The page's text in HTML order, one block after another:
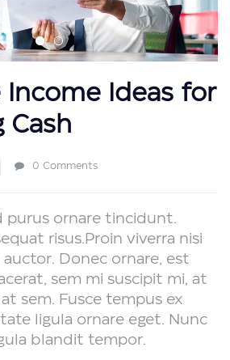
Income Ideas for
Cash
0 Comments
purus ornare tincidunt.
risus. Proin viverra nisi
Donec ornare, est
sem mi suscipit mi, at
sem. Fusce tempus ex
ligula ornare eget. Nunc
blandit tempor.